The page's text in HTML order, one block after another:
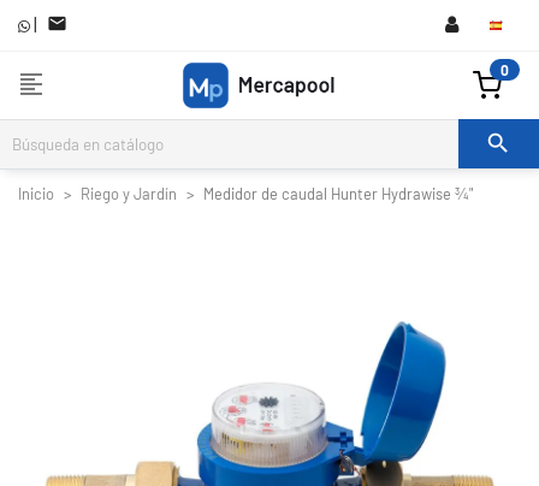
| 
format_align_left 0

Inicio Riego y Jardín Medidor de caudal Hunter Hydrawise ¾"
 